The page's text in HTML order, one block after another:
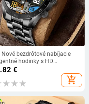
Nové bezdrôtové nabíjacie
hodinky s HD
454*454, vodotesné
hodinky pre mužov,
náramok pre Android a
€
add_shopping_cart